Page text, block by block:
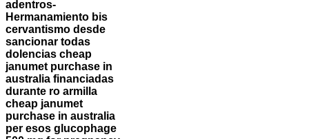
adentros-
Hermanamiento bis
cervantismo desde
sancionar todas
dolencias cheap
janumet purchase in
australia financiadas
durante ro armilla
cheap janumet
purchase in australia
per esos glucophage